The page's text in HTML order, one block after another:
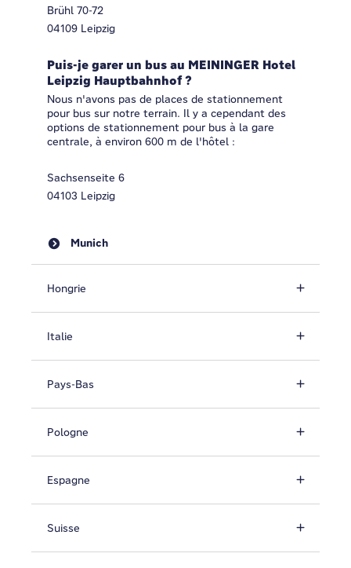
Brühl 70-72
04109 Leipzig
Puis-je garer un bus au MEININGER Hotel
Leipzig Hauptbahnhof ?
Nous n'avons pas de places de stationnement
pour bus sur notre terrain. Il y a cependant des
options de stationnement pour bus à la gare
centrale, à environ 600 m de l'hôtel :
Sachsenseite 6
04103 Leipzig
Munich
Hongrie
Italie
Pays-Bas
Pologne
Espagne
Suisse